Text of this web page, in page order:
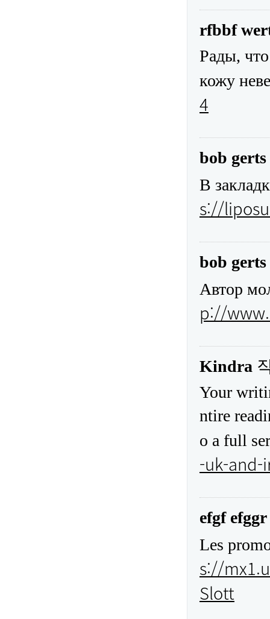
rfbbf
Рады,
кожу
4
bob gerts
В
s://
bob gerts
Автор
p://
Kindra
Your
ntire
o a full
-uk-and-
efgf efggr
Les
s://
Slott